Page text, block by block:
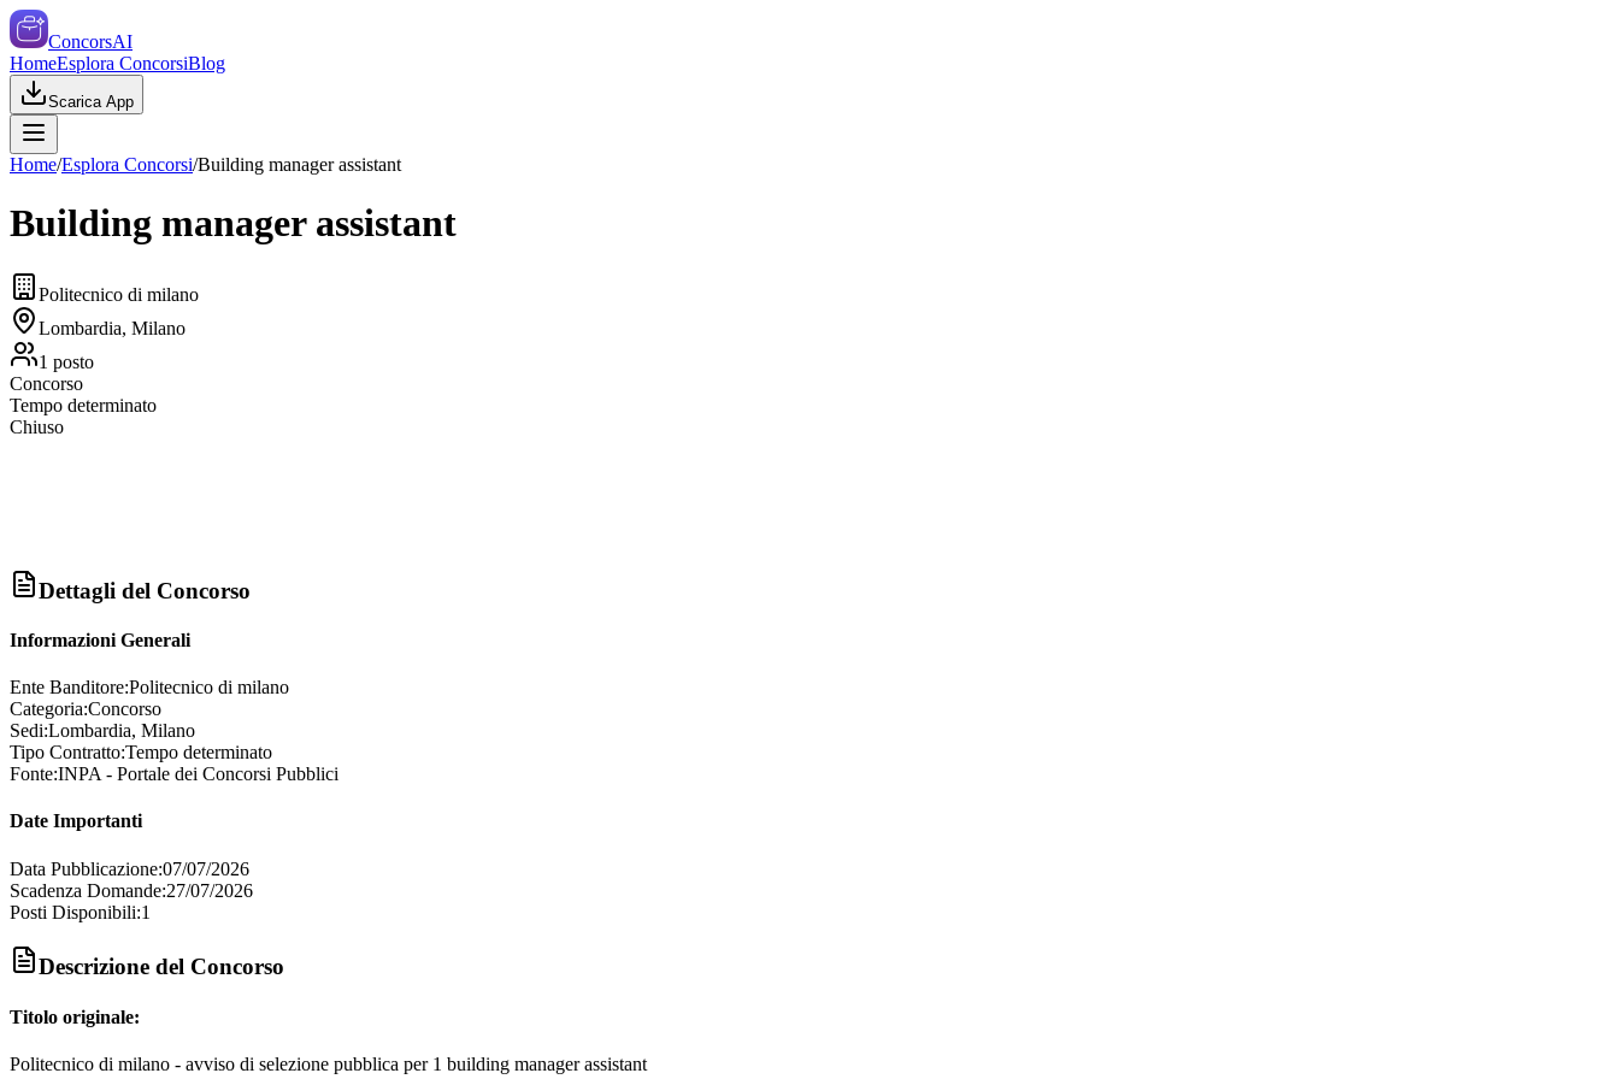
ConcorsAI
HomeEsplora ConcorsiBlog
Scarica App
Home/Esplora Concorsi/Building manager assistant
Building manager assistant
Politecnico di milano
Lombardia, Milano
1 posto
Concorso
Tempo determinato
Chiuso
Dettagli del Concorso
Informazioni Generali
Ente Banditore:Politecnico di milano
Categoria:Concorso
Sedi:Lombardia, Milano
Tipo Contratto:Tempo determinato
Fonte:INPA - Portale dei Concorsi Pubblici
Date Importanti
Data Pubblicazione:07/07/2026
Scadenza Domande:27/07/2026
Posti Disponibili:1
Descrizione del Concorso
Titolo originale:
Politecnico di milano - avviso di selezione pubblica per 1 building manager assistant